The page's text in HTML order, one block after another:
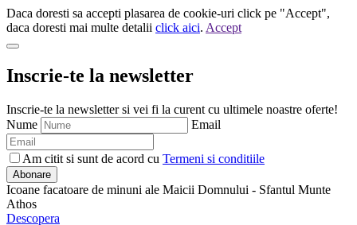
Daca doresti sa accepti plasarea de cookie-uri click pe "Accept",
daca doresti mai multe detalii click aici. Accept
Inscrie-te la newsletter
Inscrie-te la newsletter si vei fi la curent cu ultimele noastre oferte!
Nume
Email
Am citit si sunt de acord cu Termeni si conditiile
Abonare
Icoane facatoare de minuni ale Maicii Domnului - Sfantul Munte
Athos
Descopera